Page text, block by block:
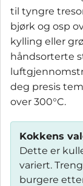
til tyngre
bjørk og osp
kylling eller
håndsorterte
deg presis
over 300°C.
Kokkens
Dette er
variert.
burgere